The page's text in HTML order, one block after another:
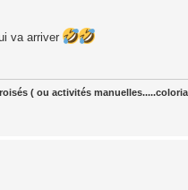
va arriver
( ou activités